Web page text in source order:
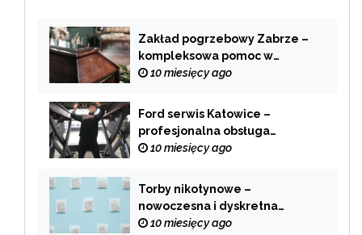
Zakład pogrzebowy Zabrze –
kompleksowa pomoc w
trudnych chwilach
10 miesięcy ago
Ford serwis Katowice –
profesjonalna obsługa
Twojego samochodu
10 miesięcy ago
Torby nikotynowe –
nowoczesna i dyskretna
alternatywa dla tradycyjnego
10 miesięcy ago